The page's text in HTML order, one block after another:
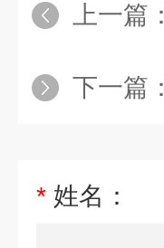
上一篇：
下一篇：
* 姓名：